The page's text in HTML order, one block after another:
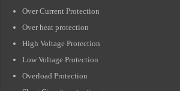
Over Current Protection
Over heat protection
High Voltage Protection
Low Voltage Protection
Overload Protection